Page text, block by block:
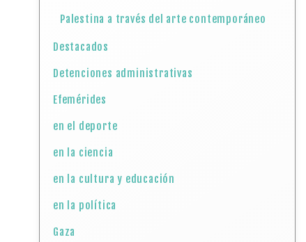
Palestina a través del arte contemporáneo
Destacados
Detenciones administrativas
Efemérides
en el deporte
en la ciencia
en la cultura y educación
en la política
Gaza